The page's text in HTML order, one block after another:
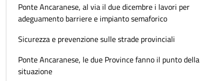
Ponte Ancaranese, al via il due dicembre i lavori per
adeguamento barriere e impianto semaforico
Sicurezza e prevenzione sulle strade provinciali
Ponte Ancaranese, le due Province fanno il punto della
situazione